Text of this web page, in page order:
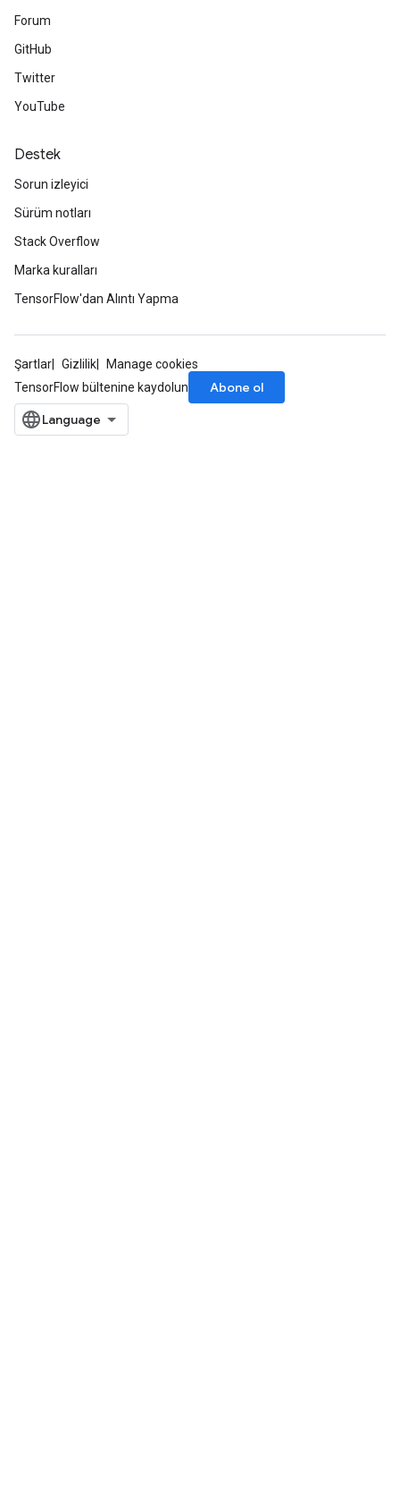
Forum
GitHub
Twitter
YouTube
Destek
Sorun izleyici
Sürüm notları
Stack Overflow
Marka kuralları
TensorFlow'dan Alıntı Yapma
Şartlar Gizlilik
Manage cookies
TensorFlow bültenine kaydolun
Abone ol